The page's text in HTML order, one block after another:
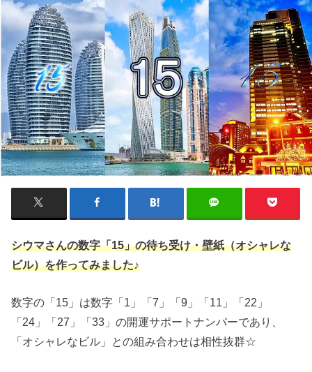
シウマさんの数字「15」の待ち受け・壁紙（オシャレな
ビル）を作ってみました♪
数字の「15」は数字「1」「7」「9」「11」「22」
「24」「27」「33」の開運サポートナンバーであり、
「オシャレなビル」との組み合わせは相性抜群☆